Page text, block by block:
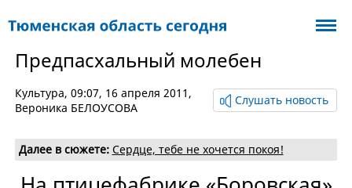
Предпасхальный молебен
Культура, 09:07, 16 апреля 2011,
Вероника БЕЛОУСОВА
Слушать новость
Далее в сюжете: Сердце, тебе не хочется покоя!